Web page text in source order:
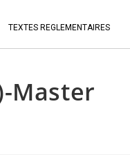
TEXTES REGLEMENTAIRES
Master